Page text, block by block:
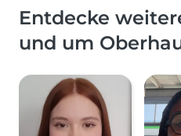
Entdecke
und um